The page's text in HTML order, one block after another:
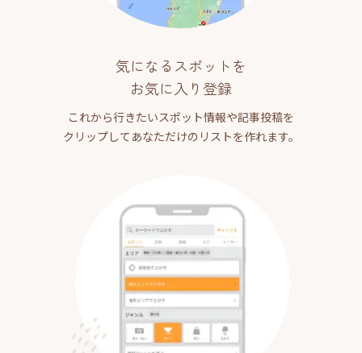
気になるスポットを
お気に入り登録
これから行きたいスポット情報や記事投稿を
クリップしてあなただけのリストを作れます。